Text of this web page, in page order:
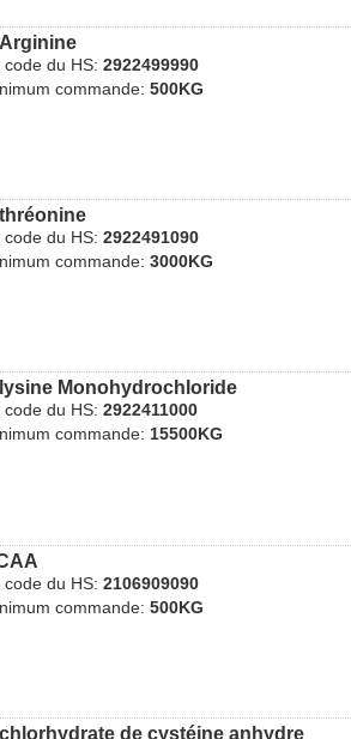
code du HS:2922499990
commande:500KG
code du HS:2922491090
commande:3000KG
Monohydrochloride
code du HS:2922411000
commande:15500KG
code du HS:2106909090
commande:500KG
de cystéine anhydre